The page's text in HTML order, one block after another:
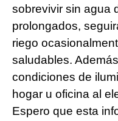
sobrevivir sin agua
prolongados,
riego
saludables.
condiciones de
hogar u oficina al
Espero que esta